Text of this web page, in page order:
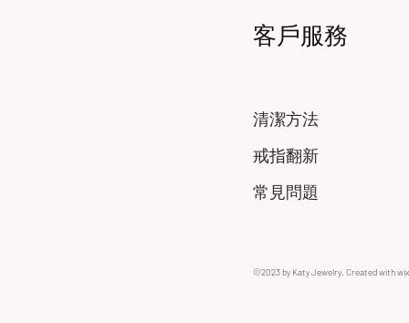
客戶服務
清潔方法
戒指翻新
常見問題
©2023 by Katy Jewelry. Created with